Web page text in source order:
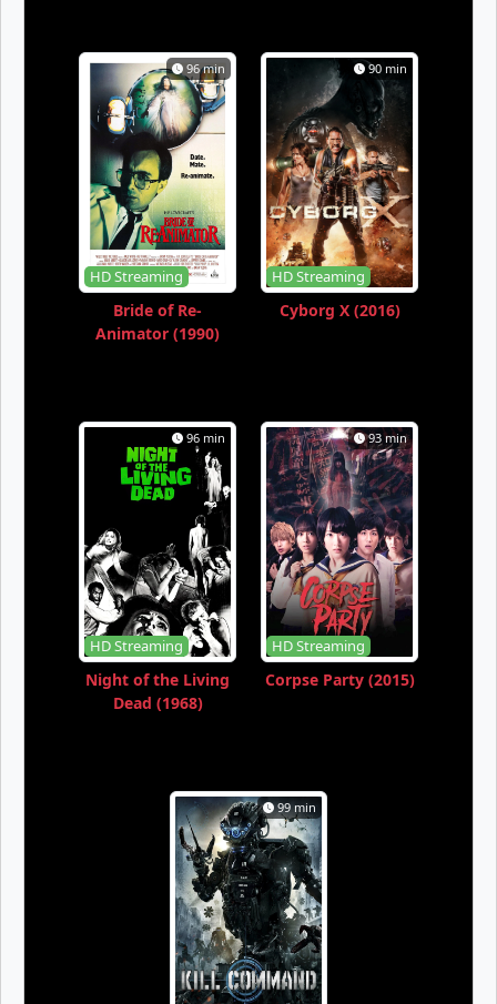
96 min
HD Streaming
Bride of Re-
Animator (1990)
90 min
HD Streaming
Cyborg X (2016)
96 min
HD Streaming
Night of the Living
Dead (1968)
93 min
HD Streaming
Corpse Party (2015)
99 min